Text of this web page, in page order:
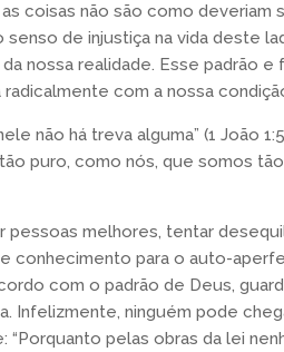
coisas não são como deveriam
de injustiça na vida deste
nossa realidade. Esse padrão
com a nossa
não há treva alguma” (1 João
puro, como nós, que somos
melhores, tentar
conhecimento para o auto-
com o padrão de Deus,
Infelizmente, ninguém pode
“Porquanto pelas obras da lei